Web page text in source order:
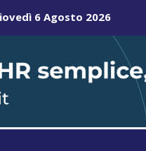
6 Agosto 2026